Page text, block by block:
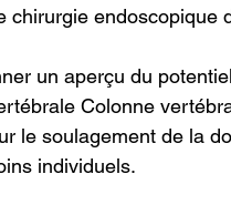
chirurgie endoscopique
un aperçu du
Colonne
le soulagement de la
individuels.